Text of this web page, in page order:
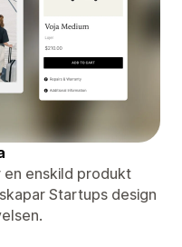
enskild produkt
Startups design